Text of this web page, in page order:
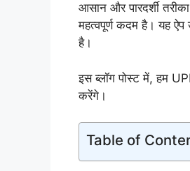
आसान और पारदर्शी
महत्वपूर्ण कदम है। यह
है।
इस ब्लॉग पोस्ट में, हम
करेंगे।
Table of